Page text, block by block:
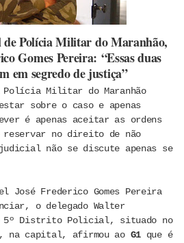
de Polícia Militar do Maranhão,
Gomes Pereira: “Essas duas
em segredo de justiça”
Polícia Militar do Maranhão
sobre o caso e apenas
é apenas aceitar as ordens
no direito de não
não se discute apenas se
José Frederico Gomes Pereira
o delegado Walter
5º Distrito Policial, situado no
na capital, afirmou ao G1 que é